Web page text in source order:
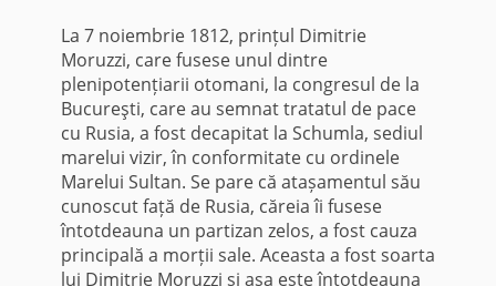
La 7 noiembrie 1812, prințul Dimitrie
Moruzzi, care fusese unul dintre
plenipotențiarii otomani, la congresul de la
Bucureşti, care au semnat tratatul de pace
cu Rusia, a fost decapitat la Schumla, sediul
marelui vizir, în conformitate cu ordinele
Marelui Sultan. Se pare că atașamentul său
cunoscut față de Rusia, căreia îi fusese
întotdeauna un partizan zelos, a fost cauza
principală a morții sale. Aceasta a fost soarta
lui Dimitrie Moruzzi și așa este întotdeauna